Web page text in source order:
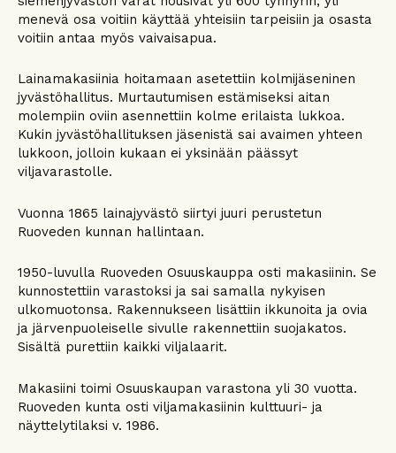
menevä osa voitiin käyttää yhteisiin tarpeisiin ja osasta
voitiin antaa myös vaivaisapua.
Lainamakasiinia hoitamaan asetettiin kolmijäseninen
jyvästöhallitus. Murtautumisen estämiseksi aitan
molempiin oviin asennettiin kolme erilaista lukkoa.
Kukin jyvästöhallituksen jäsenistä sai avaimen yhteen
lukkoon, jolloin kukaan ei yksinään päässyt
viljavarastolle.
Vuonna 1865 lainajyvästö siirtyi juuri perustetun
Ruoveden kunnan hallintaan.
1950-luvulla Ruoveden Osuuskauppa osti makasiinin. Se
kunnostettiin varastoksi ja sai samalla nykyisen
ulkomuotonsa. Rakennukseen lisättiin ikkunoita ja ovia
ja järvenpuoleiselle sivulle rakennettiin suojakatos.
Sisältä purettiin kaikki viljalaarit.
Makasiini toimi Osuuskaupan varastona yli 30 vuotta.
Ruoveden kunta osti viljamakasiinin kulttuuri- ja
näyttelytilaksi v. 1986.